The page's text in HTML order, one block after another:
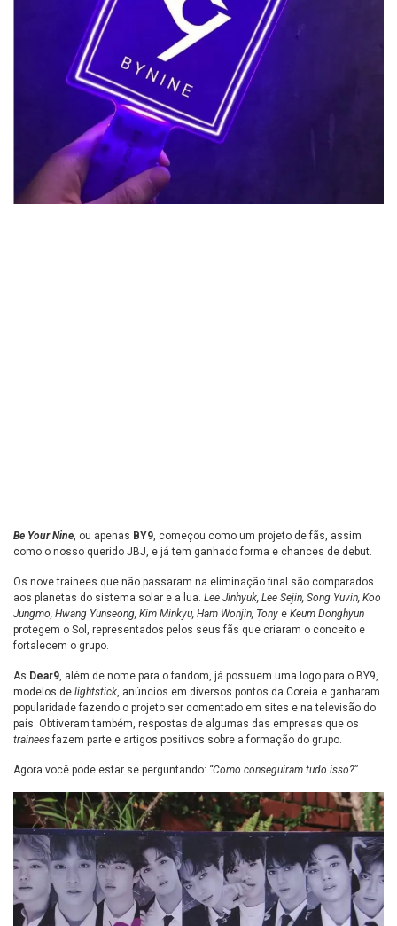
Be Your Nine, ou apenas BY9, começou como um projeto de fãs, assim
como o nosso querido JBJ, e já tem ganhado forma e chances de debut.
Os nove trainees que não passaram na eliminação final são comparados
aos planetas do sistema solar e a lua. Lee Jinhyuk, Lee Sejin, Song Yuvin, Koo
Jungmo, Hwang Yunseong, Kim Minkyu, Ham Wonjin, Tony e Keum Donghyun
protegem o Sol, representados pelos seus fãs que criaram o conceito e
fortalecem o grupo.
As Dear9, além de nome para o fandom, já possuem uma logo para o BY9,
modelos de lightstick, anúncios em diversos pontos da Coreia e ganharam
popularidade fazendo o projeto ser comentado em sites e na televisão do
país. Obtiveram também, respostas de algumas das empresas que os
traineesfazem parte e artigos positivos sobre a formação do grupo.
Agora você pode estar se perguntando: “Como conseguiram tudo isso?”.